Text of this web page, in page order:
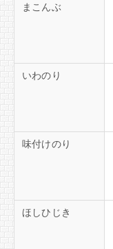
まこんぶ
いわのり
味付けのり
ほしひじき